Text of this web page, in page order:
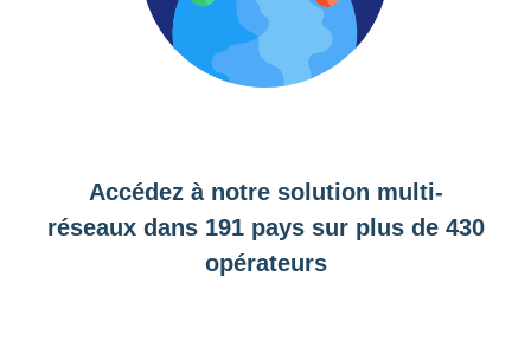
Accédez à notre solution multi-
réseaux dans 191 pays sur plus de 430
opérateurs